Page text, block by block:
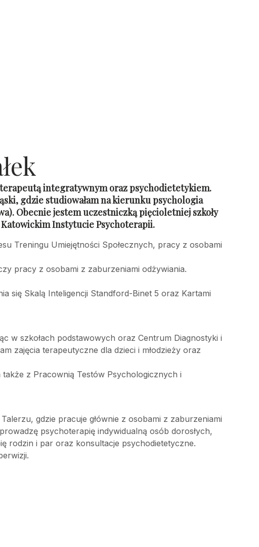
integratywnym oraz psychodietetykiem.
gdzie studiowałam na kierunku psychologia
Obecnie jestem uczestniczką pięcioletniej szkoły
Instytucie Psychoterapii.
Treningu Umiejętności Społecznych, pracy z osobami
pracy z osobami z zaburzeniami odżywiania.
się Skalą Inteligencji Standford-Binet 5 oraz Kartami
w szkołach podstawowych oraz Centrum Diagnostyki i
zajęcia terapeutyczne dla dzieci i młodzieży oraz
także z Pracownią Testów Psychologicznych i
gdzie pracuje głównie z osobami z zaburzeniami
psychoterapię indywidualną osób dorosłych,
rodzin i par oraz konsultacje psychodietetyczne.